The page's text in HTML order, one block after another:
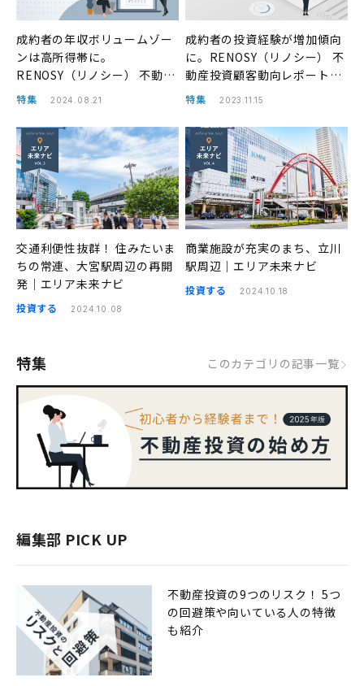
成約者の年収ボリュームゾー
ンは高所得帯に。
RENOSY（リノシー） 不動産
投資顧客動向レポート 2024
特集 2024.08.21
成約者の投資経験が増加傾向
に。RENOSY（リノシー） 不
動産投資顧客動向レポート
2023年7〜9月
特集 2023.11.15
交通利便性抜群！ 住みたいま
ちの常連、大宮駅周辺の再開
発｜エリア未来ナビ
投資する 2024.10.08
商業施設が充実のまち、立川
駅周辺｜エリア未来ナビ
投資する 2024.10.18
特集 このカテゴリの記事一覧
編集部 PICK UP
不動産投資の9つのリスク！ 5つ
の回避策や向いている人の特徴
も紹介